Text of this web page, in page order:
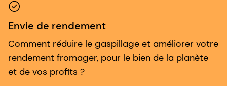
Envie de rendement
Comment réduire le gaspillage et améliorer votre
rendement fromager, pour le bien de la planète
et de vos profits ?